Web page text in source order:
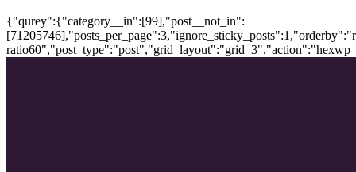
{"qurey":{"category__in":[99],"post__not_in":